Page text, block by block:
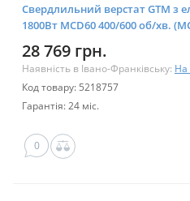
Свердлильний верстат GTM з
1800Вт MCD60 400/600 об/хв.
28 769 грн.
Наявність в Івано-Франківську: На
Код товару: 5218757
Гарантія: 24 міс.
0